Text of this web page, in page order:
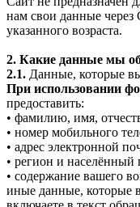
нам свои данные через
указанного возраста.
2. Какие данные мы
2.1. Данные, которые
При использовании
предоставить:
• фамилию, имя,
• номер мобильного
• адрес электронной
• регион и населённый
• содержание вашего
иные данные, которые